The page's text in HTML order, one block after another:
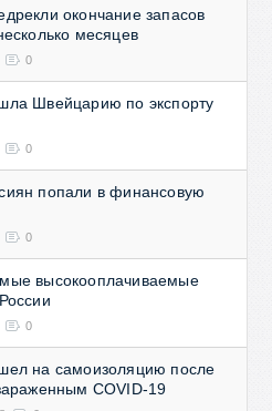
окончание запасов
месяцев
0
Швейцарию по экспорту
0
попали в финансовую
0
высокооплачиваемые
0
на самоизоляцию после
COVID-19